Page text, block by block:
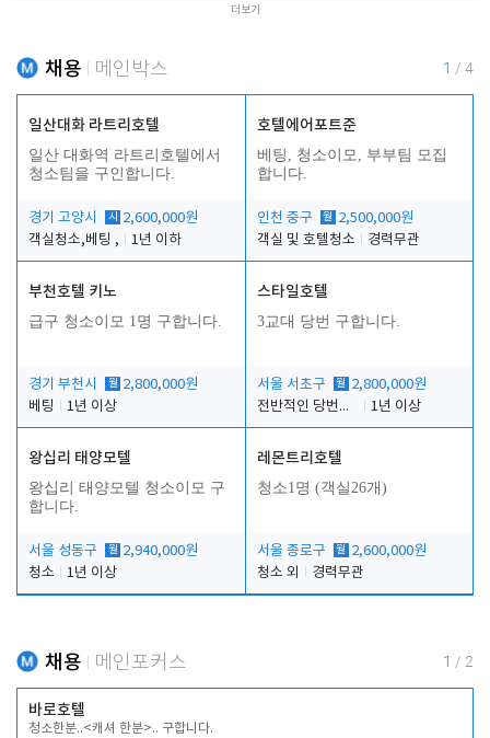
더보기
채용 메인박스 1 / 4
일산대화 라트리호텔
일산 대화역 라트리호텔에서
청소팀을 구인합니다.
경기 고양시 시
2,600,000원
객실청소,베팅 ,
1년 이하
호텔에어포트준
베팅, 청소이모, 부부팀 모집
합니다.
인천 중구 월 2,500,000원
객실 및 호텔청소
경력무관
부천호텔 키노
급구 청소이모 1명 구합니다.
경기 부천시 월 2,800,000원
베팅
1년 이상
스타일호텔
3교대 당번 구합니다.
서울 서초구 월 2,800,000원
전반적인 당번업무
1년 이상
왕십리 태양모텔
왕십리 태양모텔 청소이모 구
합니다.
서울 성동구 월 2,940,000원
청소
1년 이상
레몬트리호텔
청소1명 (객실26개)
서울 종로구 월 2,600,000원
청소 외
경력무관
채용 메인포커스 1 / 2
바로호텔
청소한분..<캐셔 한분>.. 구합니다.